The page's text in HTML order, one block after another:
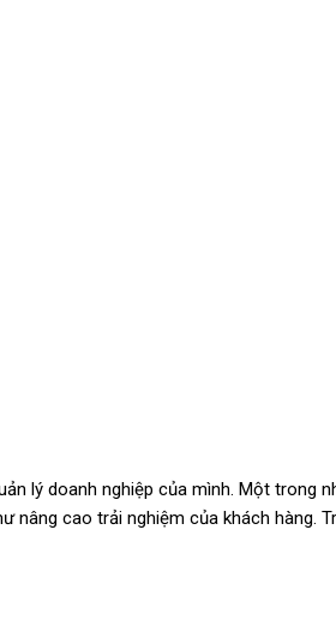
lý doanh nghiệp của mình. Một trong
nâng cao trải nghiệm của khách hàng.